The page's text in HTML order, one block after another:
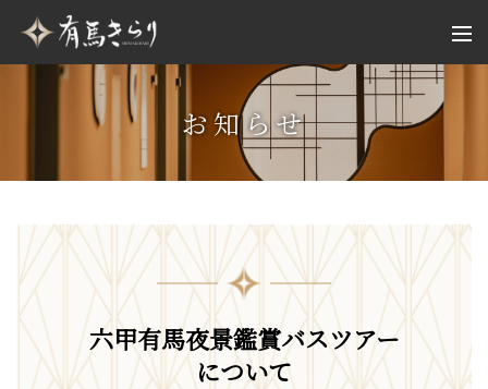
お知らせ
六甲有馬夜景鑑賞バスツアー
について